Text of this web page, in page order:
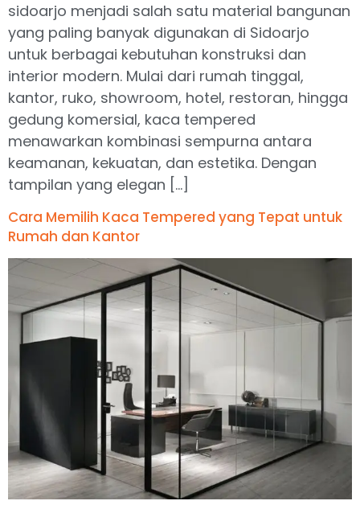
sidoarjo menjadi salah satu material bangunan
yang paling banyak digunakan di Sidoarjo
untuk berbagai kebutuhan konstruksi dan
interior modern. Mulai dari rumah tinggal,
kantor, ruko, showroom, hotel, restoran, hingga
gedung komersial, kaca tempered
menawarkan kombinasi sempurna antara
keamanan, kekuatan, dan estetika. Dengan
tampilan yang elegan […]
Cara Memilih Kaca Tempered yang Tepat untuk
Rumah dan Kantor